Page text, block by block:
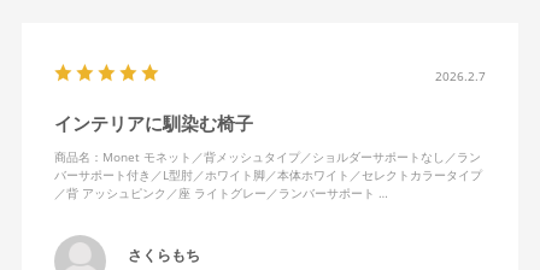
2026.2.7
インテリアに馴染む椅子
商品名：Monet モネット／背メッシュタイプ／ショルダーサポートなし／ラン
バーサポート付き／L型肘／ホワイト脚／本体ホワイト／セレクトカラータイプ
／背 アッシュピンク／座 ライトグレー／ランバーサポート …
さくらもち